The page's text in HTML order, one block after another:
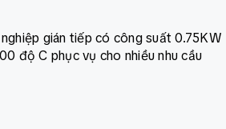
gián tiếp có công suất 0.75KW
độ C phục vụ cho nhiều nhu cầu